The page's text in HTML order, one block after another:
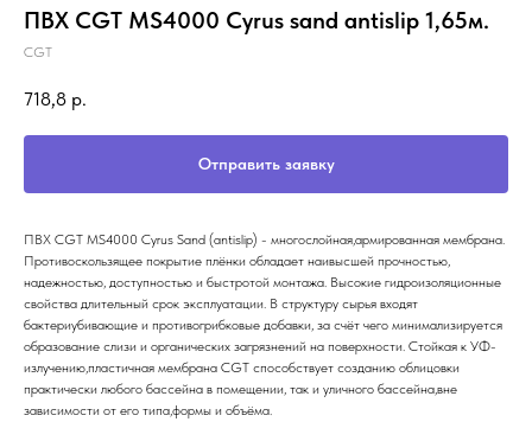
ПВХ CGT MS4000 Cyrus sand antislip 1,65м.
CGT
718,8 р.
Отправить заявку
ПВХ CGT MS4000 Cyrus Sand (antislip) - многослойная,армированная мембрана.
Противоскользящее покрытие плёнки обладает наивысшей прочностью,
надежностью, доступностью и быстротой монтажа. Высокие гидроизоляционные
свойства длительный срок эксплуатации. В структуру сырья входят
бактериубивающие и противогрибковые добавки, за счёт чего минимализируется
образование слизи и органических загрязнений на поверхности. Стойкая к УФ-
излучению,пластичная мембрана CGT способствует созданию облицовки
практически любого бассейна в помещении, так и уличного бассейна,вне
зависимости от его типа,формы и объёма.